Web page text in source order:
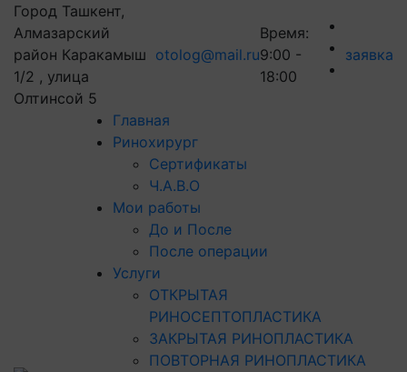
Город Ташкент,
Алмазарский
район Каракамыш
1/2 , улица
Олтинсой 5
otolog@mail.ru
Время:
9:00 -
18:00
заявка
Главная
Ринохирург
Сертификаты
Ч.А.В.О
Мои работы
До и После
После операции
Услуги
ОТКРЫТАЯ
РИНОСЕПТОПЛАСТИКА
ЗАКРЫТАЯ РИНОПЛАСТИКА
ПОВТОРНАЯ РИНОПЛАСТИКА